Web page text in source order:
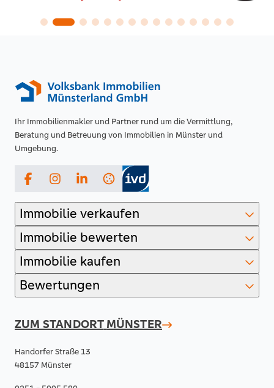
Ihr Immobilienmakler und Partner rund um die Vermittlung,
Beratung und Betreuung von Immobilien in Münster und
Umgebung.
FacebookInstagramLinkedIn
Immobilie verkaufen
Immobilie bewerten
Immobilie kaufen
Bewertungen
ZUM STANDORT MÜNSTER
Handorfer Straße 13
48157 Münster